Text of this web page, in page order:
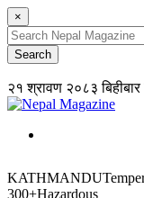
×
२१ श्रावण २०८३ बिहीबार
KATHMANDU
300+Hazardous